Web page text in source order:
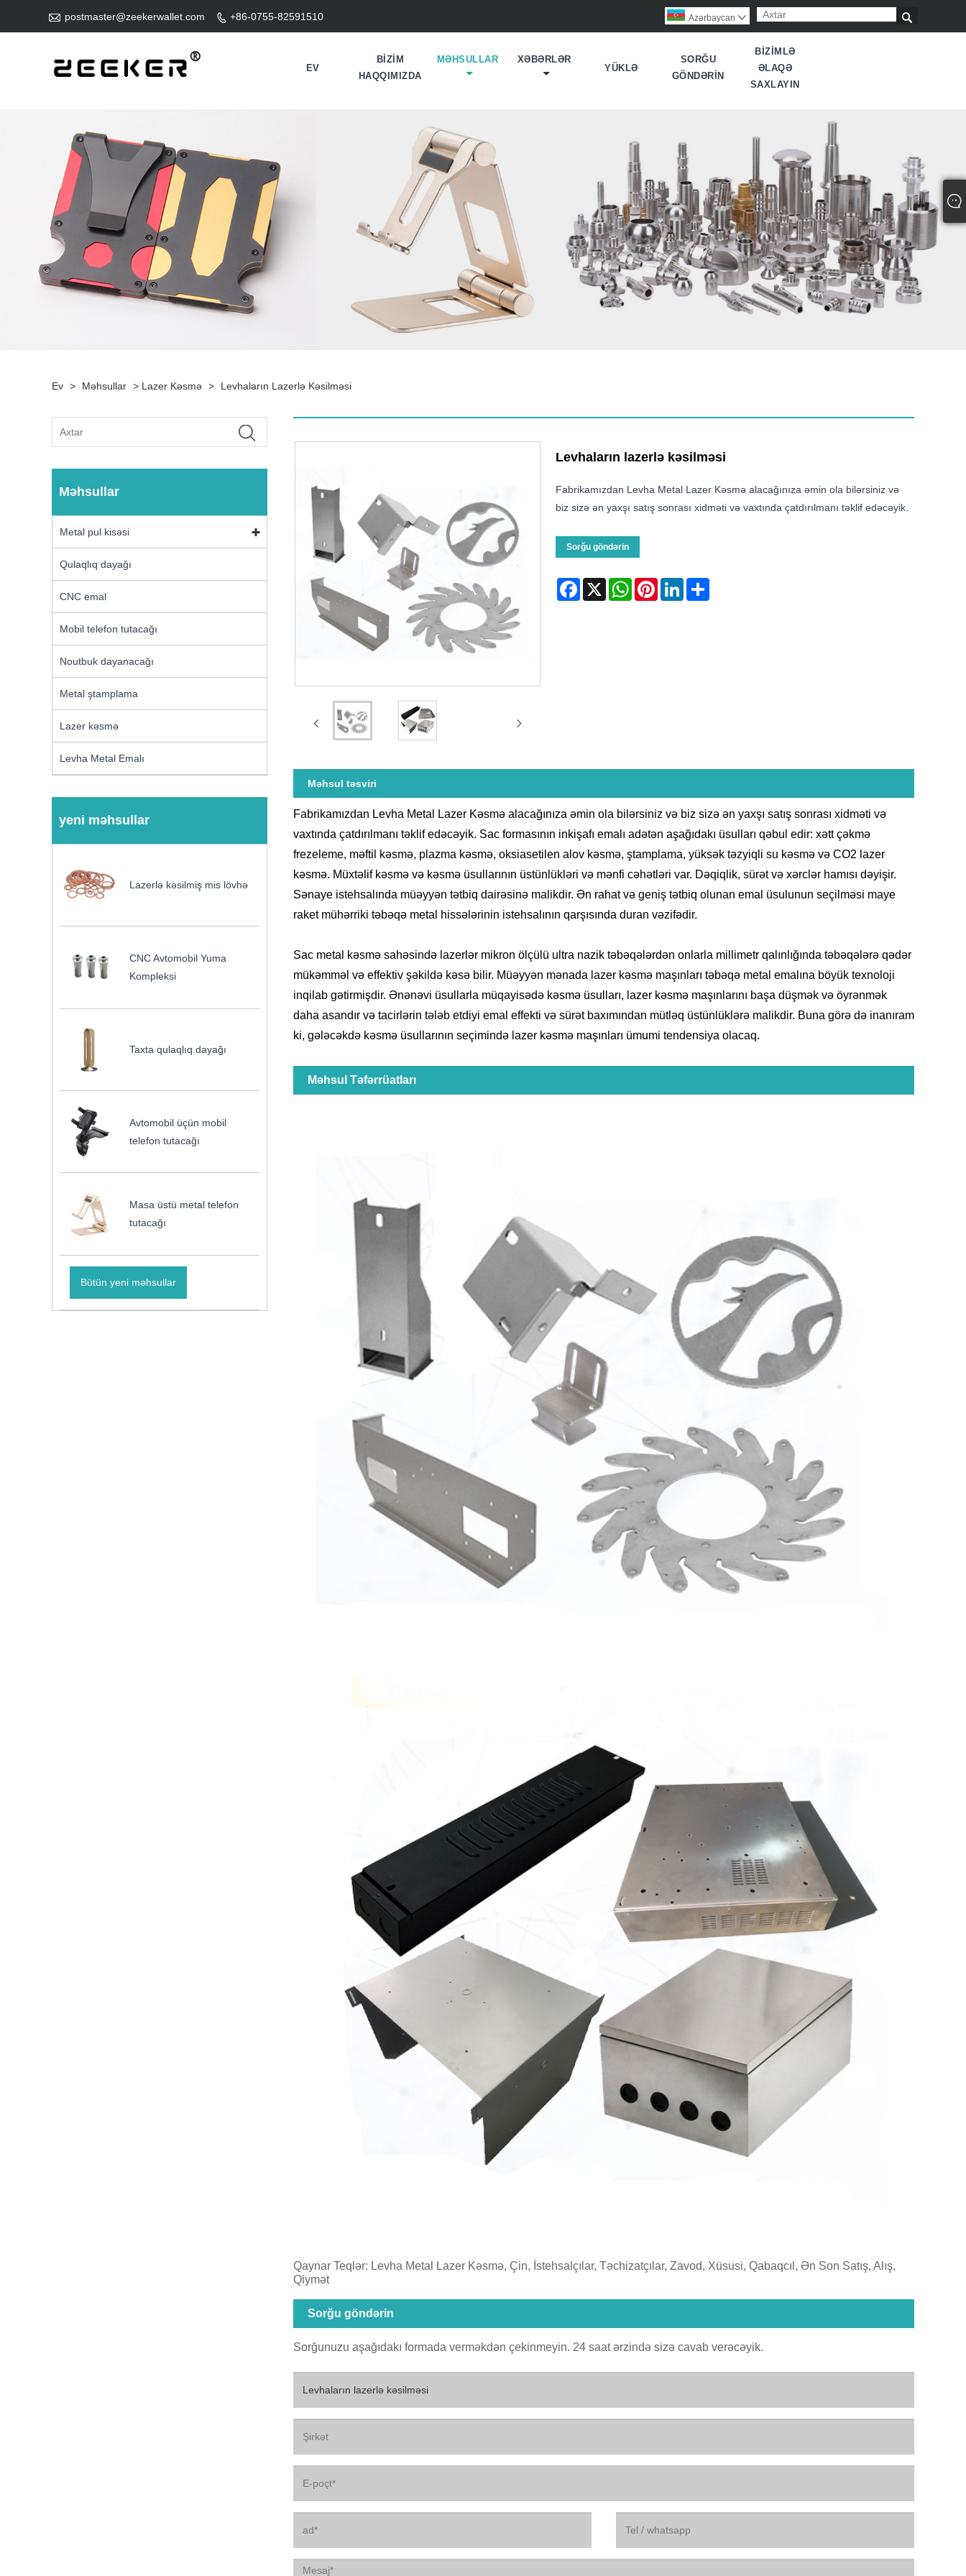
 postmaster@zeekerwallet.com  +86-0755-82591510 
Azərbaycan 
EV
BIZIM
HAQQIMIZDA
MƏHSULLAR
XƏBƏRLƏR
YÜKLƏ
SORĞU
GÖNDƏRIN
BIZIMLƏ
ƏLAQƏ
SAXLAYIN
Ev > Məhsullar > Lazer Kəsmə > Levhaların Lazerlə Kəsilməsi
Məhsullar
Metal pul kisəsi
Qulaqlıq dayağı
CNC emal
Mobil telefon tutacağı
Noutbuk dayanacağı
Metal ştamplama
Lazer kəsmə
Levha Metal Emalı
yeni məhsullar
Lazerlə kəsilmiş mis lövhə
CNC Avtomobil Yuma
Kompleksi
Taxta qulaqlıq dayağı
Avtomobil üçün mobil
telefon tutacağı
Masa üstü metal telefon
tutacağı
Bütün yeni məhsullar
Levhaların lazerlə kəsilməsi
Fabrikamızdan Levha Metal Lazer Kəsmə alacağınıza əmin ola bilərsiniz və
biz sizə ən yaxşı satış sonrası xidməti və vaxtında çatdırılmanı təklif edəcəyik.
Sorğu göndərin
Facebook
X WhatsAppPinterestLinkedInShare
Məhsul təsviri
Fabrikamızdan Levha Metal Lazer Kəsmə alacağınıza əmin ola bilərsiniz və biz sizə ən yaxşı satış sonrası xidməti və
vaxtında çatdırılmanı təklif edəcəyik. Sac formasının inkişafı emalı adətən aşağıdakı üsulları qəbul edir: xətt çəkmə
frezeleme, məftil kəsmə, plazma kəsmə, oksiasetilen alov kəsmə, ştamplama, yüksək təzyiqli su kəsmə və CO2 lazer
kəsmə. Müxtəlif kəsmə və kəsmə üsullarının üstünlükləri və mənfi cəhətləri var. Dəqiqlik, sürət və xərclər hamısı dəyişir.
Sənaye istehsalında müəyyən tətbiq dairəsinə malikdir. Ən rahat və geniş tətbiq olunan emal üsulunun seçilməsi maye
raket mühərriki təbəqə metal hissələrinin istehsalının qarşısında duran vəzifədir.
Sac metal kəsmə sahəsində lazerlər mikron ölçülü ultra nazik təbəqələrdən onlarla millimetr qalınlığında təbəqələrə qədər
mükəmməl və effektiv şəkildə kəsə bilir. Müəyyən mənada lazer kəsmə maşınları təbəqə metal emalına böyük texnoloji
inqilab gətirmişdir. Ənənəvi üsullarla müqayisədə kəsmə üsulları, lazer kəsmə maşınlarını başa düşmək və öyrənmək
daha asandır və tacirlərin tələb etdiyi emal effekti və sürət baxımından mütləq üstünlüklərə malikdir. Buna görə də inanıram
ki, gələcəkdə kəsmə üsullarının seçimində lazer kəsmə maşınları ümumi tendensiya olacaq.
Məhsul Təfərrüatları
Qaynar Teqlər: Levha Metal Lazer Kəsmə, Çin, İstehsalçılar, Təchizatçılar, Zavod, Xüsusi, Qabaqcıl, Ən Son Satış, Alış,
Qiymət
Sorğu göndərin
Sorğunuzu aşağıdakı formada verməkdən çekinmeyin. 24 saat ərzində sizə cavab verəcəyik.